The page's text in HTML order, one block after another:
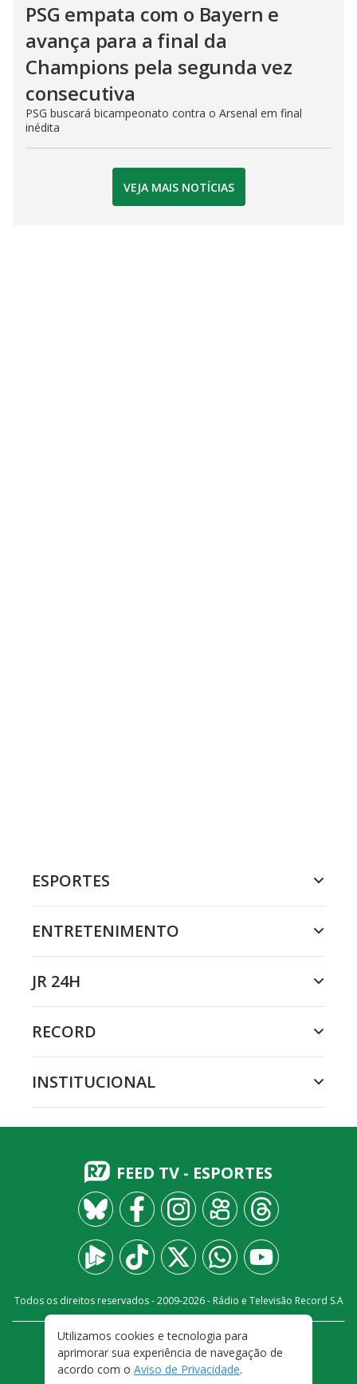
PSG empata com o Bayern e
avança para a final da
Champions pela segunda vez
consecutiva
PSG buscará bicampeonato contra o Arsenal em final
inédita
VEJA MAIS NOTÍCIAS
ESPORTES
ENTRETENIMENTO
JR 24H
RECORD
INSTITUCIONAL
FEED TV - ESPORTES
Todos os direitos reservados - 2009-2026- Rádio e Televisão Record S.A
FALE CONOSCO
PRIVACIDADE
TERMOS E CONDIÇÕES DE USO
Utilizamos cookies e tecnologia para
aprimorar sua experiência de navegação de
acordo com o Aviso de Privacidade.